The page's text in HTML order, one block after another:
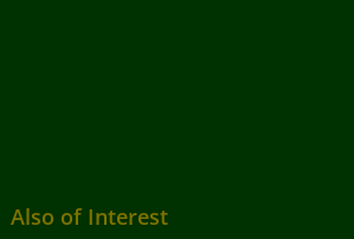
Also of Interest